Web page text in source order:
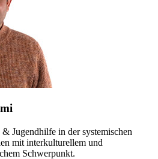
Jugendhilfe in der systemischen
mit interkulturellem und
Schwerpunkt.